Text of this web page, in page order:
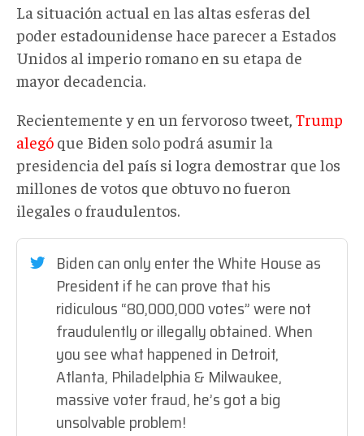
La situación actual en las altas esferas del
poder estadounidense hace parecer a Estados
Unidos al imperio romano en su etapa de
mayor decadencia.
Recientemente y en un fervoroso tweet, Trump
alegó que Biden solo podrá asumir la
presidencia del país si logra demostrar que los
millones de votos que obtuvo no fueron
ilegales o fraudulentos.
Biden can only enter the White House as
President if he can prove that his
ridiculous “80,000,000 votes” were not
fraudulently or illegally obtained. When
you see what happened in Detroit,
Atlanta, Philadelphia & Milwaukee,
massive voter fraud, he’s got a big
unsolvable problem!